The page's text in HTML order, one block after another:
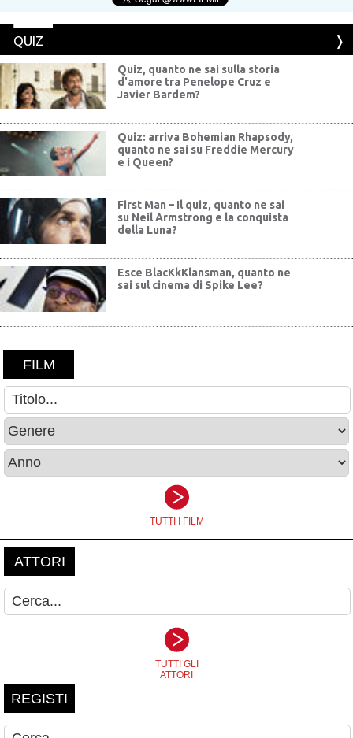
QUIZ
Quiz, quanto ne sai sulla storia
d'amore tra Penelope Cruz e
Javier Bardem?
Quiz: arriva Bohemian Rhapsody,
quanto ne sai su Freddie Mercury
e i Queen?
First Man – Il quiz, quanto ne sai
su Neil Armstrong e la conquista
della Luna?
Esce BlacKkKlansman, quanto ne
sai sul cinema di Spike Lee?